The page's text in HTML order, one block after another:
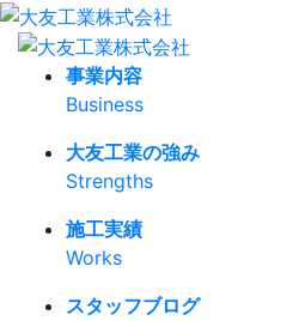
事業内容
Business
大友工業の強み
Strengths
施工実績
Works
スタッフブログ